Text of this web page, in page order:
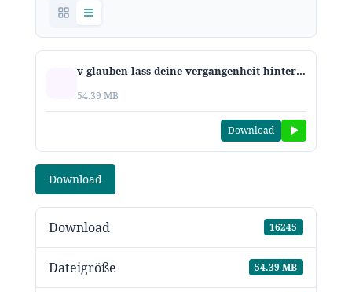
Download
Download 16245
Dateigröße 54.39 MB
v-glauben-lass-deine-vergangenheit-hinter-dir-21.mp3
54.39 MB
Download